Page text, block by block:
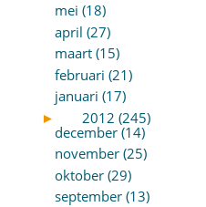
mei (18)
april (27)
maart (15)
februari (21)
januari (17)
►
2012 (245)
december (14)
november (25)
oktober (29)
september (13)